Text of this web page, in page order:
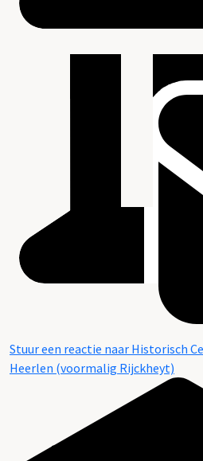
Stuur een reactie naar Historisch
Heerlen (voormalig Rijckheyt)